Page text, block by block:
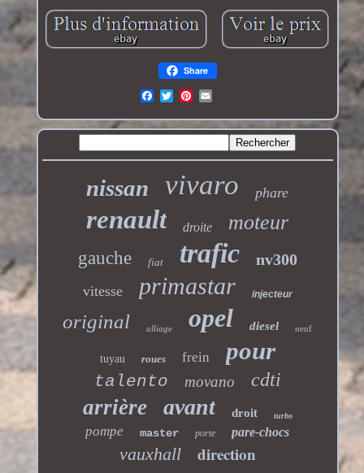
Share
nissan vivaro phare
renault droite moteur
gauche fiat trafic nv300
vitesse primastar injecteur
original alliage opel diesel neuf
tuyau roues frein pour
talento movano cdti
arrière avant droit turbo
pompe master porte pare-chocs
vauxhall direction